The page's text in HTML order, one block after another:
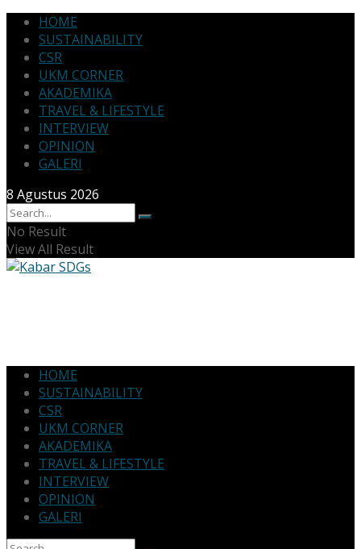
HOME
SUSTAINABILITY
CSR
UKM CORNER
AKADEMIKA
TRAVEL & LIFESTYLE
INTERVIEW
OPINION
GALERI
8 Agustus 2026
No Result
View All Result
HOME
SUSTAINABILITY
CSR
UKM CORNER
AKADEMIKA
TRAVEL & LIFESTYLE
INTERVIEW
OPINION
GALERI